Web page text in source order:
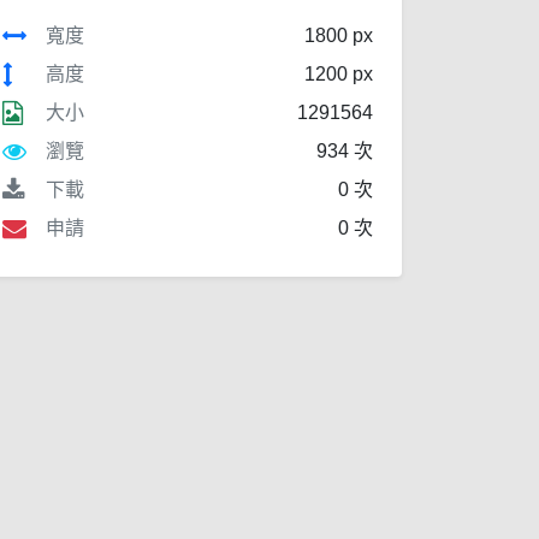
寬度
1800 px
高度
1200 px
大小
1291564
瀏覽
934 次
下載
0 次
申請
0 次